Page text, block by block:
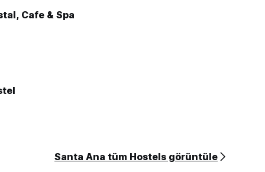
Cafe & Spa
Santa Ana tüm Hostels görüntüle